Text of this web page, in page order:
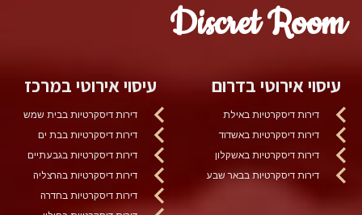
Discret Room
עיסוי אירוטי בדרום
דירות דיסקרטיות באילת
דירות דיסקרטיות באשדוד
דירות דיסקרטיות באשקלון
דירות דיסקרטיות בבאר שבע
עיסוי אירוטי במרכז
דירות דיסקרטיות בבית שמש
דירות דיסקרטיות בבת ים
דירות דיסקרטיות בגבעתיים
דירות דיסקרטיות בהרצליה
דירות דיסקרטיות בחדרה